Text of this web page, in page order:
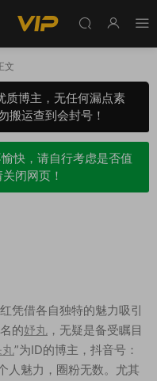
文
质博主，无任何漏点素
搬运查到会封号！
快，请自行考虑是否值
闭网页！
凭借各自独特的魅力吸引
的妤丸 ，无疑是备受瞩目
丸”为ID的博主，抖音号：
人魅力，圈粉无数。尤其